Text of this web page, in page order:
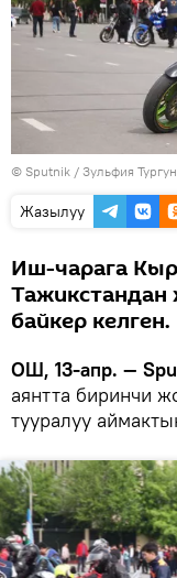
© Sputnik / Зульфия
Жазылуу
Иш-чарага
Тажикстандан
байкер келген.
ОШ, 13-апр. —
аянтта биринчи
тууралуу